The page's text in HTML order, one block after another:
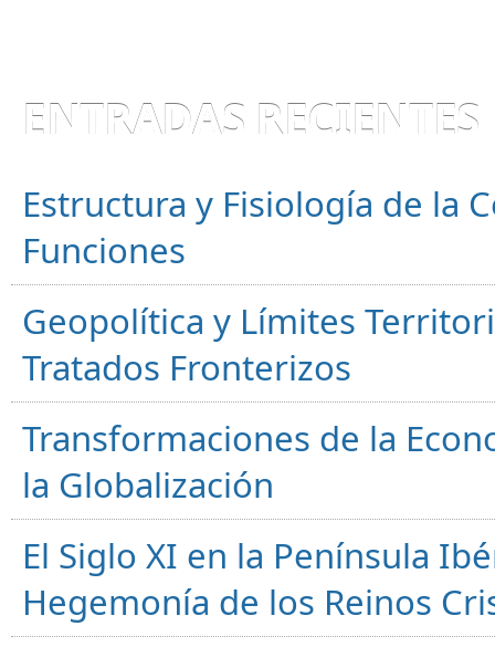
ENTRADAS RECIENTES
Estructura y Fisiología de la
Funciones
Geopolítica y Límites
Tratados Fronterizos
Transformaciones de la
la Globalización
El Siglo XI en la Península
Hegemonía de los Reinos